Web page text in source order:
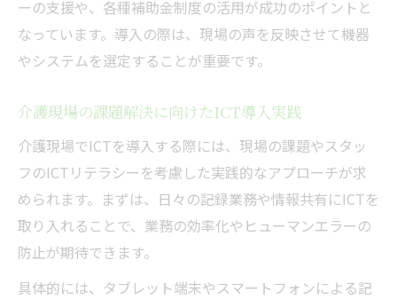
ーの支援や、各種補助金制度の活用が成功のポイントと
なっています。導入の際は、現場の声を反映させて機器
やシステムを選定することが重要です。
介護現場の課題解決に向けたICT導入実践
介護現場でICTを導入する際には、現場の課題やスタッ
フのICTリテラシーを考慮した実践的なアプローチが求
められます。まずは、日々の記録業務や情報共有にICTを
取り入れることで、業務の効率化やヒューマンエラーの
防止が期待できます。
具体的には、タブレット端末やスマートフォンによる記